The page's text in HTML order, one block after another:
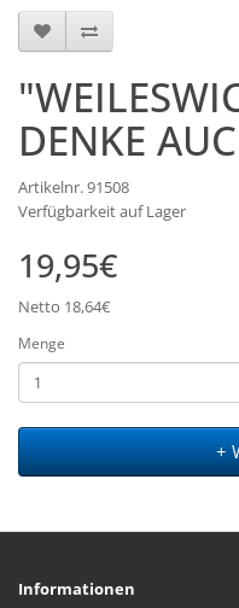
DENKE
Artikelnr. 91508
Verfügbarkeit auf Lager
19,95€
Netto 18,64€
Menge
+
Informationen